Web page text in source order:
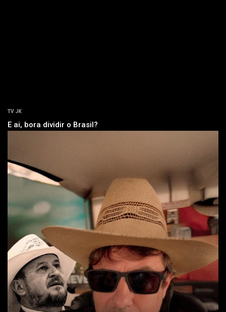
TV JK
E ai, bora dividir o Brasil?